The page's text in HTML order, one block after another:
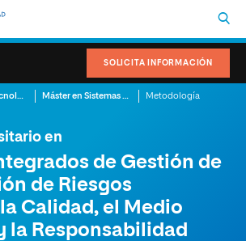
SOLICITA INFORMACIÓN
Ingeniería y Tecnología Máster en Sistemas Integrados de Gestión Metodología
en
de Gestión de
de Riesgos
Calidad, el Medio
la Responsabilidad